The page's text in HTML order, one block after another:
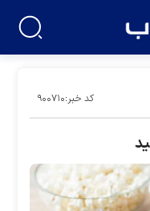
کد خبر:۹۰۰۷۱۰